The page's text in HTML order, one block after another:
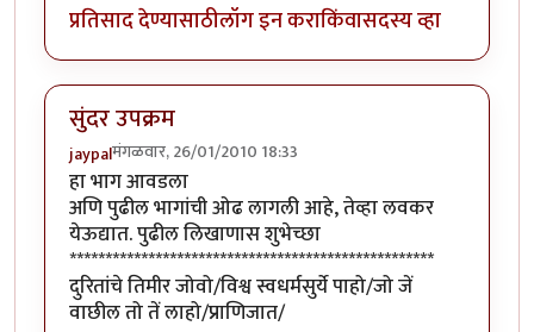
प्रतिसाद देण्यासाठीलॉग इन कराकिंवासदस्य व्हा
सुंदर उपक्रम
jaypalमंगळवार, 26/01/2010 18:33
हा भाग आवडला
अणि पुढील भागांची ओढ लागली आहे, तेव्हा लवकर
येऊद्यात. पुढील लिखाणास शुभेच्छा
***************************************************
दुरितांचे तिमीर जोवो/विश्व स्वधर्मसुर्ये पाहो/जो जें
वाछील तो तें लाहो/प्राणिजात/